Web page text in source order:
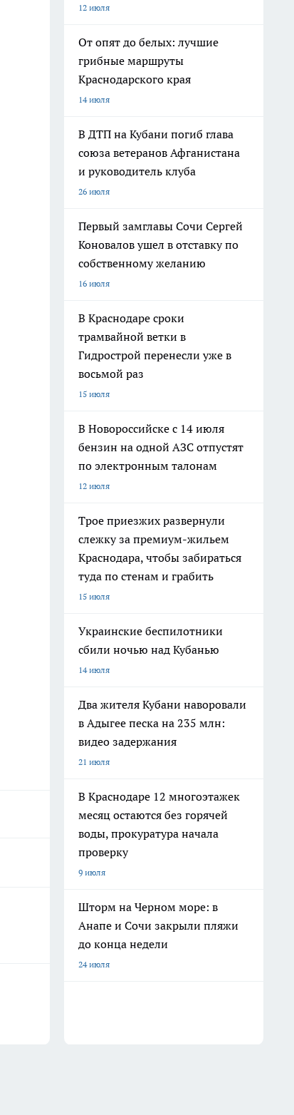
12 июля
От опят до белых: лучшие
грибные маршруты
Краснодарского края
14 июля
В ДТП на Кубани погиб глава
союза ветеранов Афганистана
и руководитель клуба
26 июля
Первый замглавы Сочи Сергей
Коновалов ушел в отставку по
собственному желанию
16 июля
В Краснодаре сроки
трамвайной ветки в
Гидрострой перенесли уже в
восьмой раз
15 июля
В Новороссийске с 14 июля
бензин на одной АЗС отпустят
по электронным талонам
12 июля
Трое приезжих развернули
слежку за премиум-жильем
Краснодара, чтобы забираться
туда по стенам и грабить
15 июля
Украинские беспилотники
сбили ночью над Кубанью
14 июля
Два жителя Кубани наворовали
в Адыгее песка на 235 млн:
видео задержания
21 июля
В Краснодаре 12 многоэтажек
месяц остаются без горячей
воды, прокуратура начала
проверку
9 июля
Шторм на Черном море: в
Анапе и Сочи закрыли пляжи
до конца недели
24 июля